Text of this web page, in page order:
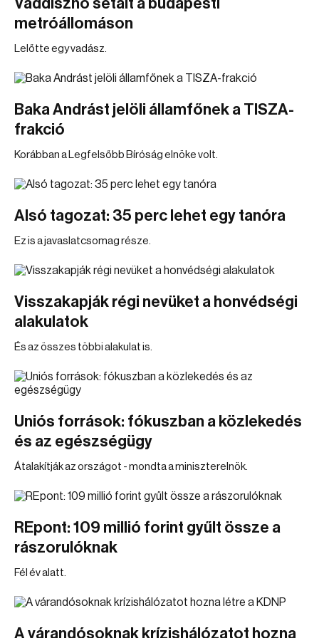
Vaddisznó sétált a budapesti
metróállomáson
Lelőtte egy vadász.
Baka Andrást jelöli államfőnek a TISZA-
frakció
Korábban a Legfelsőbb Bíróság elnöke volt.
Alsó tagozat: 35 perc lehet egy tanóra
Ez is a javaslatcsomag része.
Visszakapják régi nevüket a honvédségi
alakulatok
És az összes többi alakulat is.
Uniós források: fókuszban a közlekedés
és az egészségügy
Átalakítják az országot - mondta a miniszterelnök.
REpont: 109 millió forint gyűlt össze a
rászorulóknak
Fél év alatt.
A várandósoknak krízishálózatot hozna